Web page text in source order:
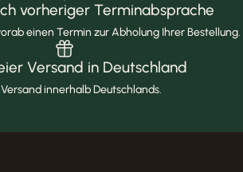
vorheriger Terminabsprache
einen Termin zur Abholung Ihrer Bestellung.
Versand in Deutschland
innerhalb Deutschlands.